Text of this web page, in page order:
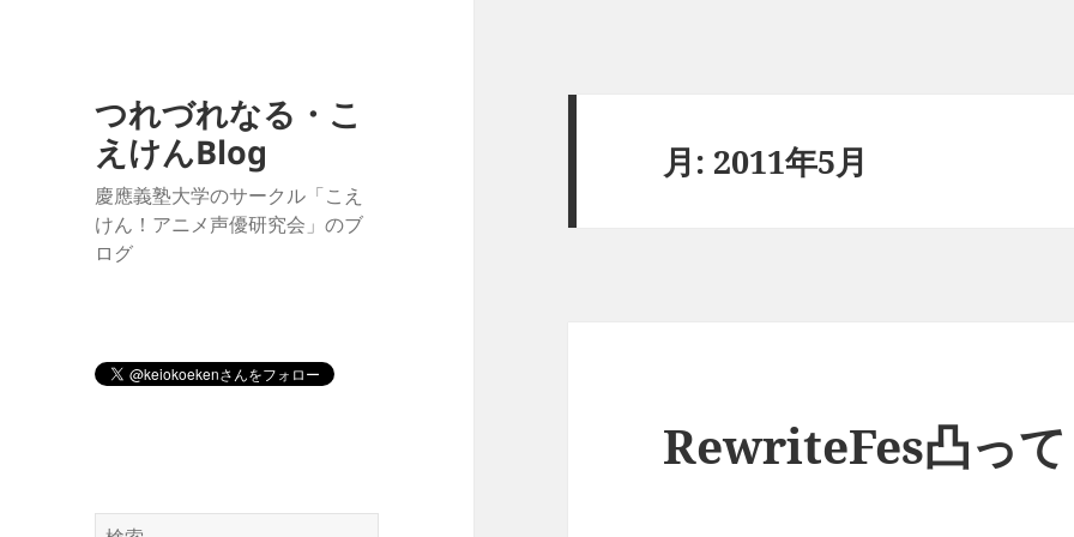
つれづれなる・こ
えけんBlog
慶應義塾大学のサークル「こえ
けん！アニメ声優研究会」のブ
ログ
検
月: 2011年5月
RewriteFes凸っ